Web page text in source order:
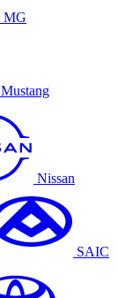
MG
Mustang
Nissan
SAIC